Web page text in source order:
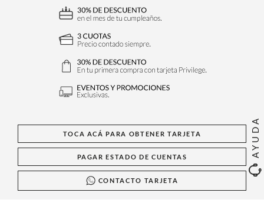
AYUDA
TOCA ACÁ PARA OBTENER TARJETA
PAGAR ESTADO DE CUENTAS
CONTACTO TARJETA